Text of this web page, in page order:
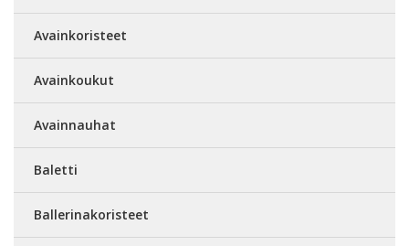
Avainkoristeet
Avainkoukut
Avainnauhat
Baletti
Ballerinakoristeet